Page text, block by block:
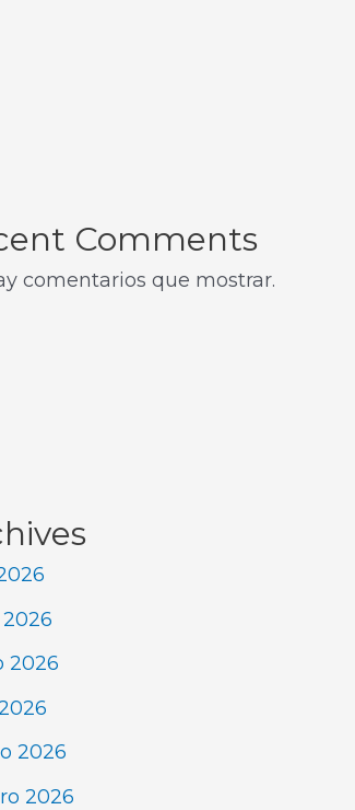
Comments
comentarios que mostrar.
2026
2026
2026